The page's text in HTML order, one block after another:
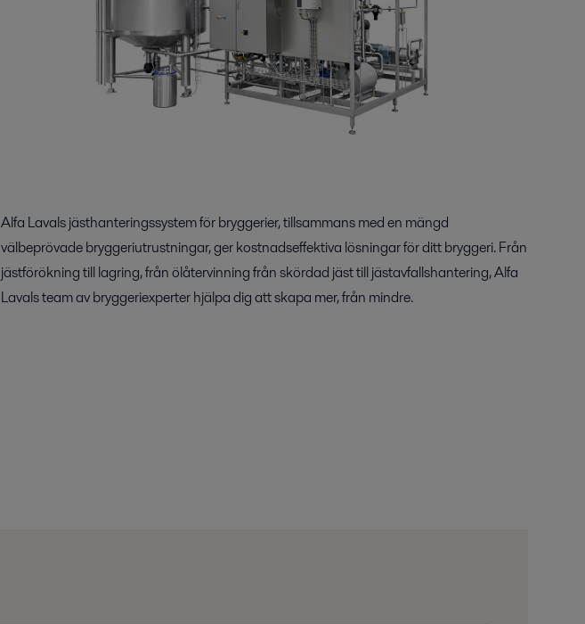
Alfa Lavals jästhanteringssystem för bryggerier, tillsammans med en mängd
välbeprövade bryggeriutrustningar, ger kostnadseffektiva lösningar för ditt bryggeri. Från
jästförökning till lagring, från ölåtervinning från skördad jäst till jästavfallshantering, Alfa
Lavals team av bryggeriexperter hjälpa dig att skapa mer, från mindre.